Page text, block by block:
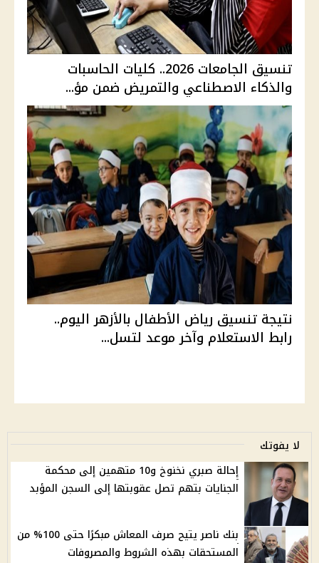
تنسيق الجامعات 2026.. كليات الحاسبات
والذكاء الاصطناعي والتمريض ضمن مؤ...
نتيجة تنسيق رياض الأطفال بالأزهر اليوم..
رابط الاستعلام وآخر موعد لتسل...
لا يفوتك
إحالة صبري نخنوخ و10 متهمين إلى محكمة
الجنايات بتهم تصل عقوبتها إلى السجن المؤبد
بنك ناصر يتيح صرف المعاش مبكرًا حتى 100% من
المستحقات بهذه الشروط والمصروفات